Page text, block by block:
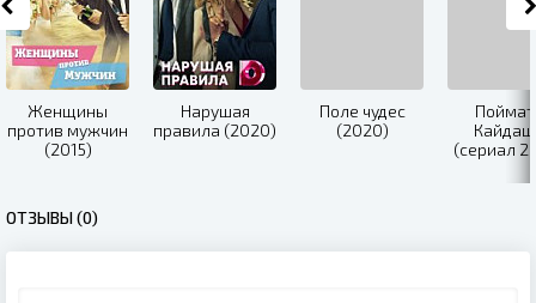
Женщины
против мужчин
(2015)
Нарушая
правила (2020)
Поле чудес
(2020)
(сериал
ОТЗЫВЫ (0)